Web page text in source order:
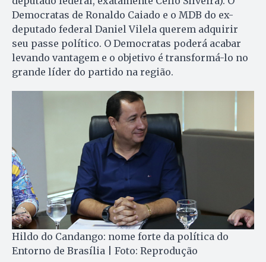
Democratas de Ronaldo Caiado e o MDB do ex-
deputado federal Daniel Vilela querem adquirir
seu passe político. O Democratas poderá acabar
levando vantagem e o objetivo é transformá-lo no
grande líder do partido na região.
Hildo do Candango: nome forte da política do
Entorno de Brasília | Foto: Reprodução